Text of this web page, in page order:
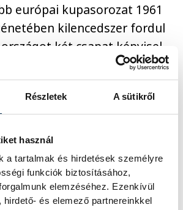
Részletek A sütikről
használ
a tartalmak és hirdetések személyre
funkciók biztosításához,
elemzéséhez. Ezenkívül
hirdető- és elemező partnereinkkel
európai kupasorozat 1961
kilencedszer fordul
két csapat képvisel
1970-ben a szovjet
és Zalgiris Kaunas, 1981-ben
Beograd és RK
a német TV Giessen-
Walle Bremen, 2003-ban a
Viborg HK, 2006-ban a
DH és Viborg HK,
Zvezda Zvenyigorod és